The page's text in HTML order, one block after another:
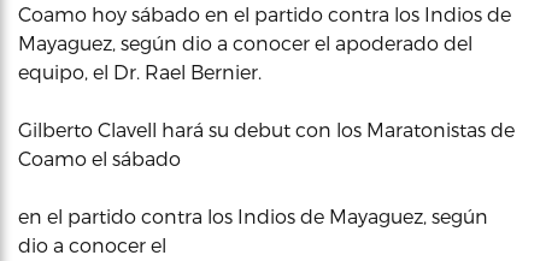
Coamo hoy sábado en el partido contra los Indios de
Mayaguez, según dio a conocer el apoderado del
equipo, el Dr. Rael Bernier.
Gilberto Clavell hará su debut con los Maratonistas de
Coamo el sábado
en el partido contra los Indios de Mayaguez, según
dio a conocer el